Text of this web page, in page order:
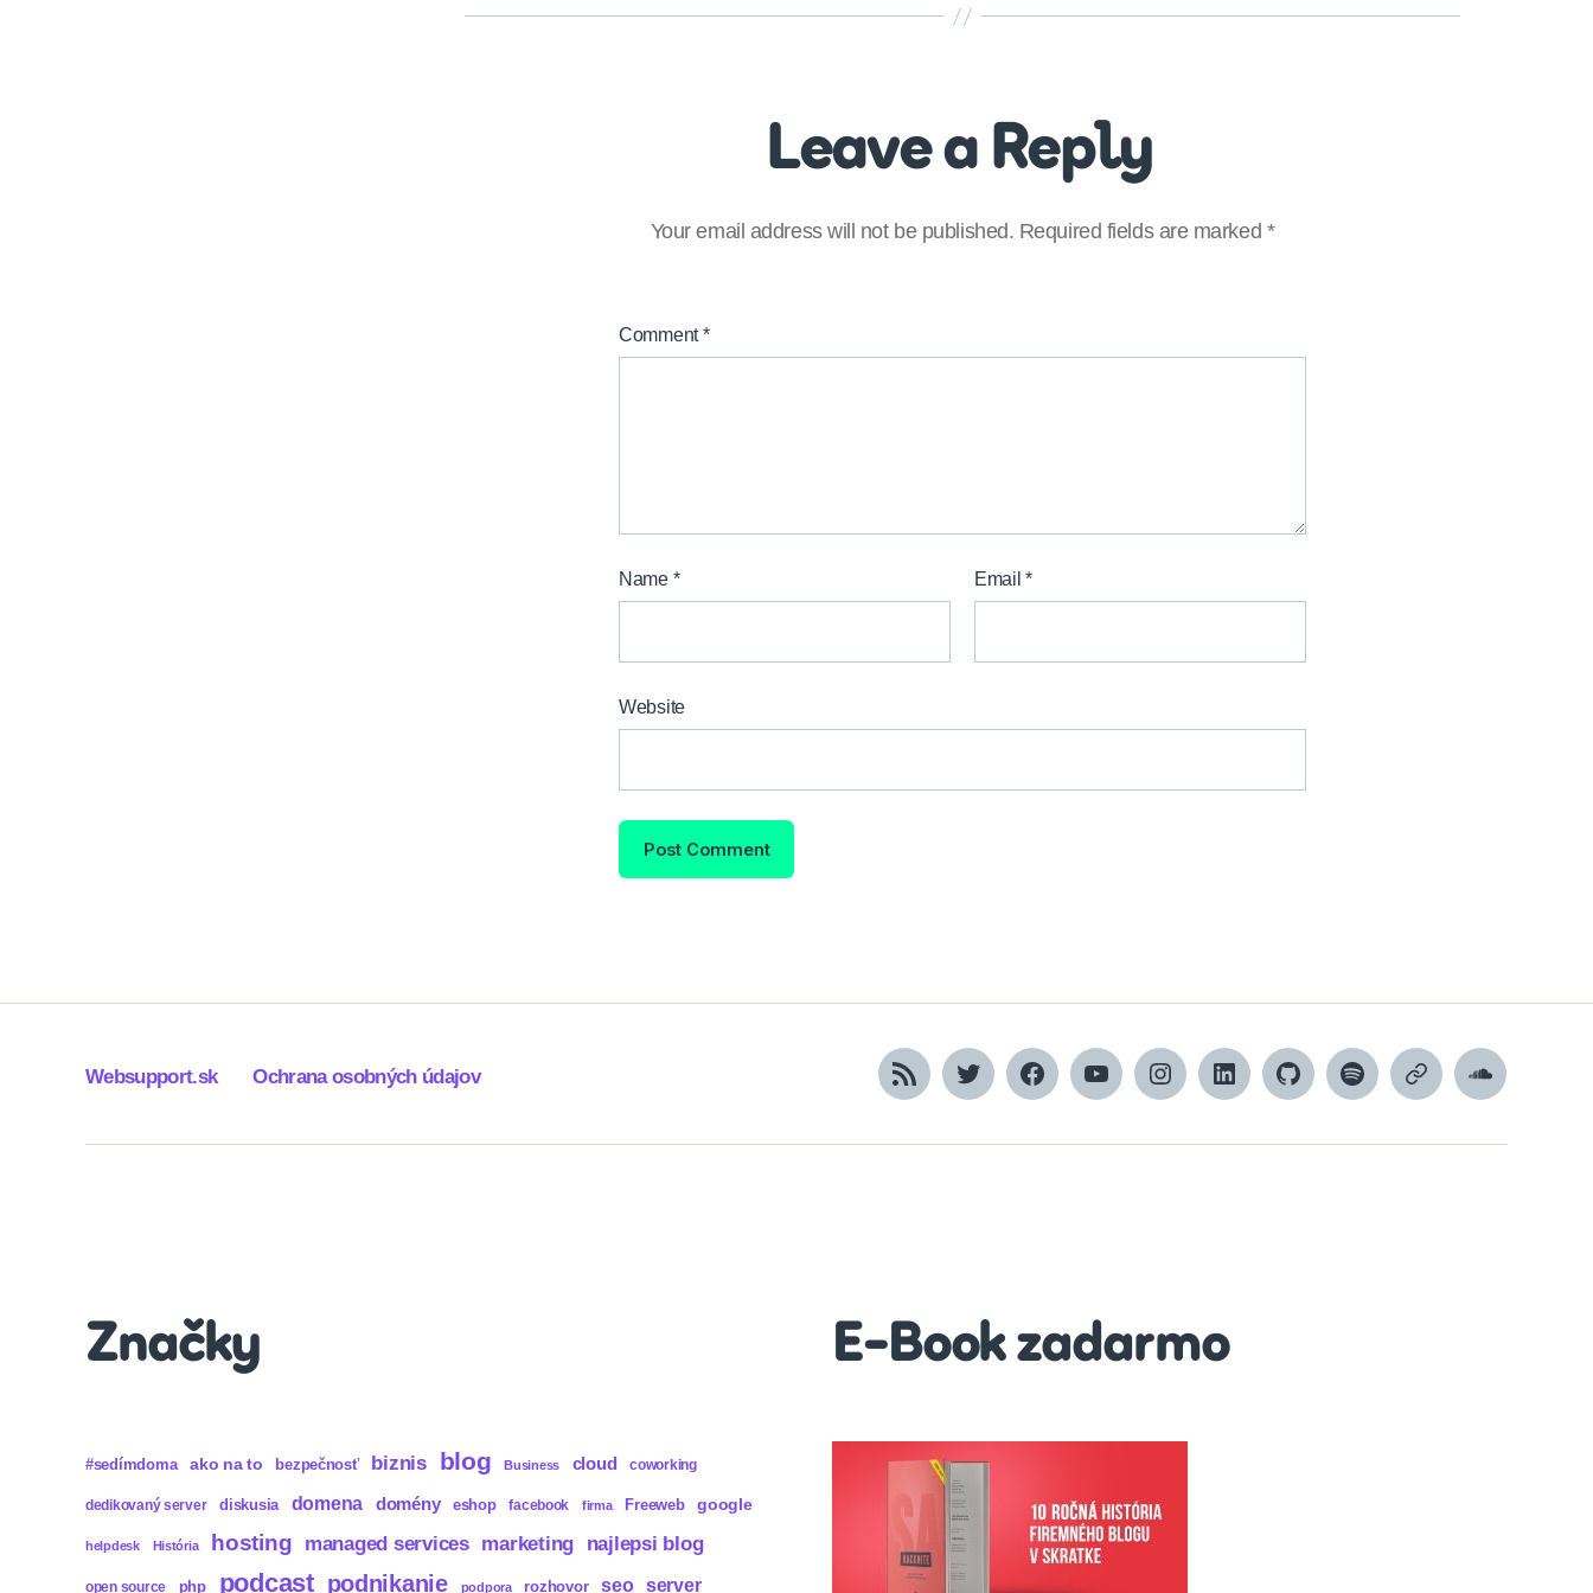
Leave a Reply
Your email address will not be published. Required fields are marked *
Comment*
Name * Email*
Website
Websupport.sk Ochrana osobných údajov RSS TwitterFacebookYouTubeInstagramLinkedInGitHubSpotifyApple
SoundCloud
Značky
#sedímdoma ako na to bezpečnosť biznis blog Business cloud coworking
dedikovaný server diskusia domena domény eshop facebook firma Freeweb google
helpdesk História hosting managed services marketing najlepsi blog
open source php podcast podnikanie podpora rozhovor seo server
E-Book zadarmo